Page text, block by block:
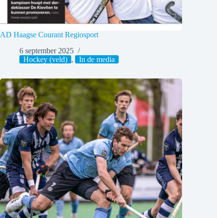
AD Haagse Courant Regiosport
6 september 2025
Hockey (veld) , In de media